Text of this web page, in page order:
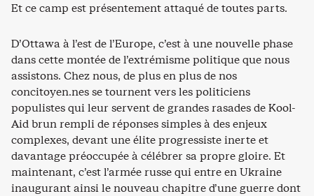
Et ce camp est présentement attaqué de toutes parts.
D’Ottawa à l’est de l’Europe, c’est à une nouvelle phase
dans cette montée de l’extrémisme politique que nous
assistons. Chez nous, de plus en plus de nos
concitoyen.nes se tournent vers les politiciens
populistes qui leur servent de grandes rasades de Kool-
Aid brun rempli de réponses simples à des enjeux
complexes, devant une élite progressiste inerte et
davantage préoccupée à célébrer sa propre gloire. Et
maintenant, c’est l’armée russe qui entre en Ukraine
inaugurant ainsi le nouveau chapitre d’une guerre dont